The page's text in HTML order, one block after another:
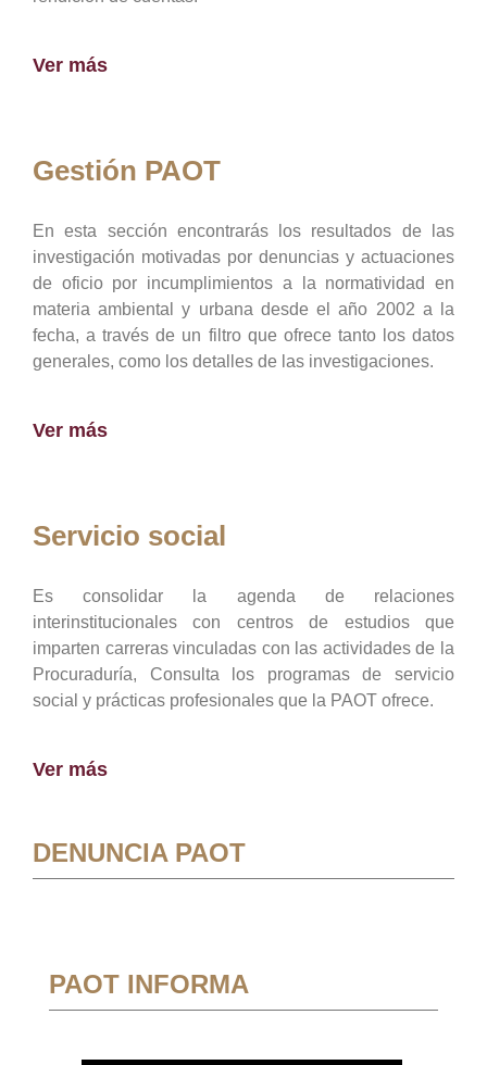
Ver más
Gestión PAOT
En esta sección encontrarás los resultados de las
investigación motivadas por denuncias y actuaciones
de oficio por incumplimientos a la normatividad en
materia ambiental y urbana desde el año 2002 a la
fecha, a través de un filtro que ofrece tanto los datos
generales, como los detalles de las investigaciones.
Ver más
Servicio social
Es consolidar la agenda de relaciones
interinstitucionales con centros de estudios que
imparten carreras vinculadas con las actividades de la
Procuraduría, Consulta los programas de servicio
social y prácticas profesionales que la PAOT ofrece.
Ver más
DENUNCIA PAOT
PAOT INFORMA